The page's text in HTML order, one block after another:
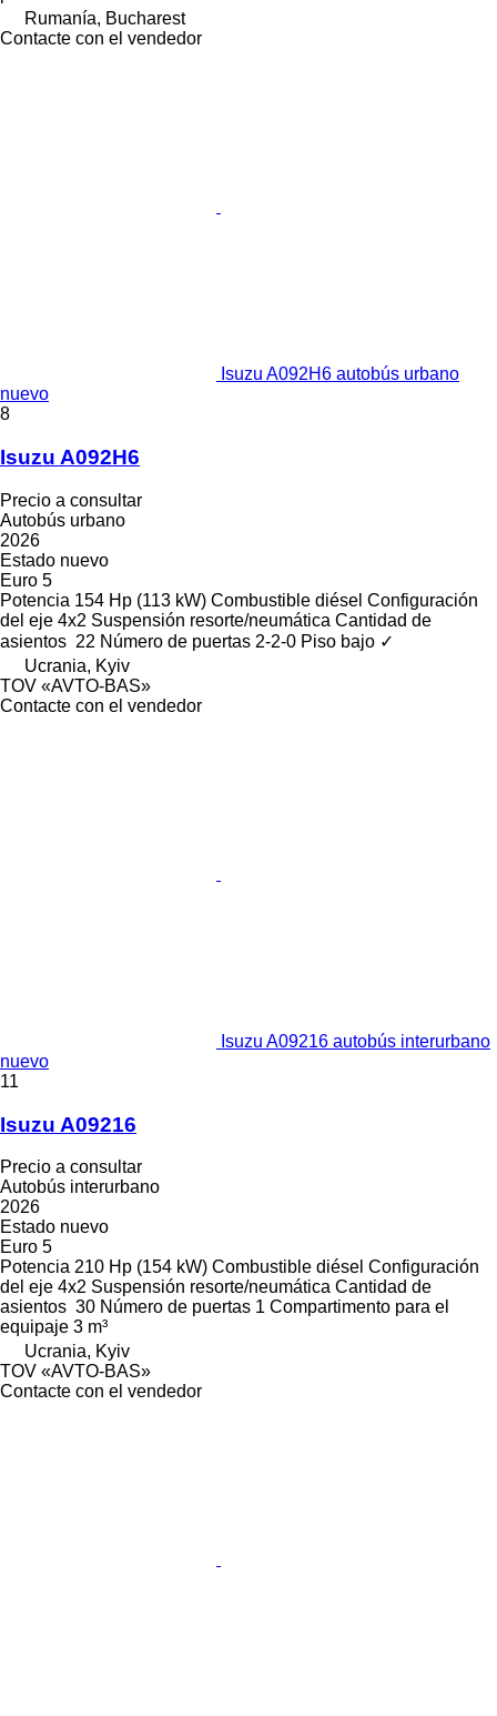
Rumanía, Bucharest
Contacte con el vendedor
Isuzu A092H6 autobús urbano
nuevo
8
Isuzu A092H6
Precio a consultar
Autobús urbano
2026
Estado nuevo
Euro 5
Potencia 154 Hp (113 kW) Combustible diésel Configuración
del eje 4x2 Suspensión resorte/neumática Cantidad de
asientos 22 Número de puertas 2-2-0 Piso bajo ✓
Ucrania, Kyiv
TOV «AVTO-BAS»
Contacte con el vendedor
Isuzu A09216 autobús interurbano
nuevo
11
Isuzu A09216
Precio a consultar
Autobús interurbano
2026
Estado nuevo
Euro 5
Potencia 210 Hp (154 kW) Combustible diésel Configuración
del eje 4x2 Suspensión resorte/neumática Cantidad de
asientos 30 Número de puertas 1 Compartimento para el
equipaje 3 m³
Ucrania, Kyiv
TOV «AVTO-BAS»
Contacte con el vendedor